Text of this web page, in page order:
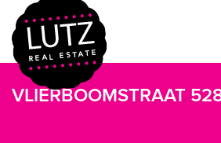
VLIERBOOMSTRAAT